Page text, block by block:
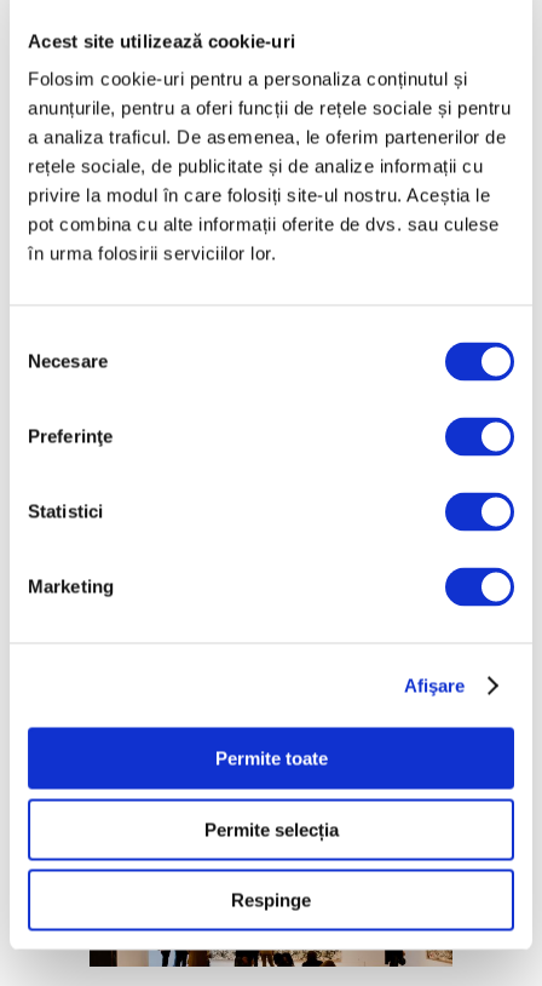
Acest site utilizează cookie-uri
Folosim cookie-uri pentru a personaliza conținutul și
anunțurile, pentru a oferi funcții de rețele sociale și pentru
a analiza traficul. De asemenea, le oferim partenerilor de
rețele sociale, de publicitate și de analize informații cu
privire la modul în care folosiți site-ul nostru. Aceștia le
pot combina cu alte informații oferite de dvs. sau culese
în urma folosirii serviciilor lor.
consimțământului
Necesare
Preferinţe
Statistici
Marketing
Afişare
Permite toate
Permite selecția
Respinge
Van Gogh și Manet reduc stresul
și amplifică trăirile pozitive